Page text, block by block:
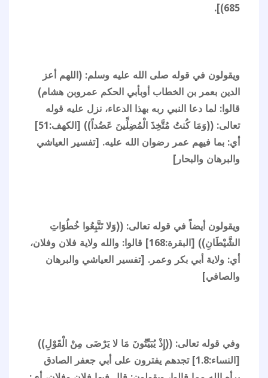
685)].
ويقولون في قوله صلى الله عليه وسلم: (اللهم أعز
الدين بعمر بن الخطاب أوبأبي الحكم عمروبن هشام)
قالوا: لما دعا النبي ربه بهذا الدعاء، نزل عليه قوله
أي: بما فيهم عمر رضوان الله عليه. [تفسير العياشي
والبرهان والبحار]
ويقولون أيضاً في قوله تعالى: ((وَلا تَتَّبِعُوا خُطُوَاتِ
الشَّيْطَانِ)) [البقرة:168] قالوا: والله ولاية فلان وفلان،
أي: ولاية أبي بكر وعمر. [تفسير العياشي والبرهان
والصافي]
وفي قوله تعالى: ((إِذْ يُبَيِّتُونَ مَا لا يَرْضَى مِنْ الْقَوْلِ))
[النساء:1.8] تجدهم يفترون على أبي جعفر الصادق